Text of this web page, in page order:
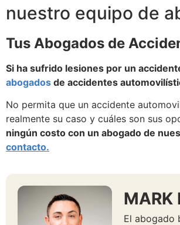
nuestro equipo de
Tus Abogados de
Si ha sufrido lesiones por un
abogados de accidentes
No permita que un accidente
realmente su caso y cuáles son sus
ningún costo con un abogado de
contacto.
MARK
El abogado